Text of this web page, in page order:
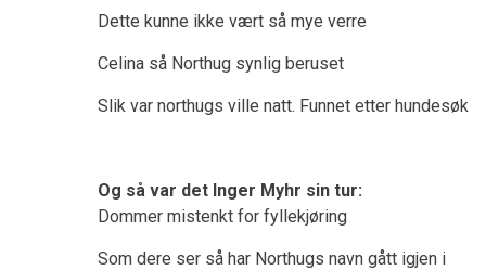
Dette kunne ikke vært så mye verre
Celina så Northug synlig beruset
Slik var northugs ville natt. Funnet etter hundesøk
Og så var det Inger Myhr sin tur:
Dommer mistenkt for fyllekjøring
Som dere ser så har Northugs navn gått igjen i